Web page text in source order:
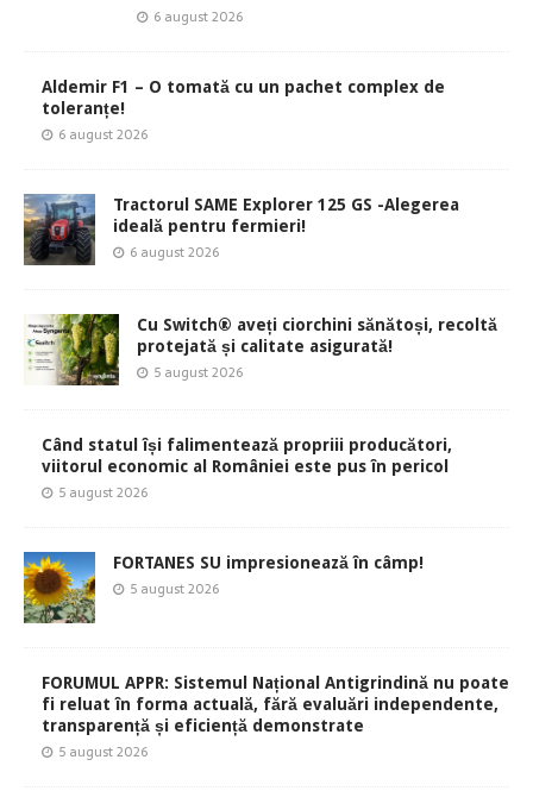
6 august 2026
Aldemir F1 – O tomată cu un pachet complex de
toleranțe!
6 august 2026
Tractorul SAME Explorer 125 GS -Alegerea
ideală pentru fermieri!
6 august 2026
Cu Switch® aveți ciorchini sănătoși, recoltă
protejată și calitate asigurată!
5 august 2026
Când statul își falimentează propriii producători,
viitorul economic al României este pus în pericol
5 august 2026
FORTANES SU impresionează în câmp!
5 august 2026
FORUMUL APPR: Sistemul Național Antigrindină nu poate
fi reluat în forma actuală, fără evaluări independente,
transparență și eficiență demonstrate
5 august 2026